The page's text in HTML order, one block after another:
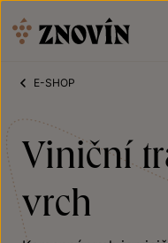
E-SHOP
Viniční
vrch